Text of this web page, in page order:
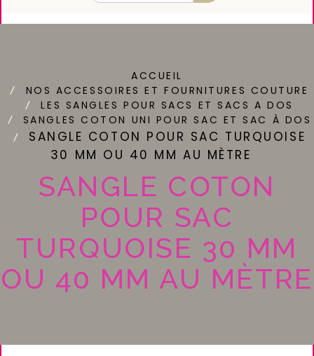
ACCUEIL
NOS ACCESSOIRES ET FOURNITURES COUTURE
LES SANGLES POUR SACS ET SACS A DOS
SANGLES COTON UNI POUR SAC ET SAC À DOS
SANGLE COTON POUR SAC TURQUOISE
30 MM OU 40 MM AU MÈTRE
SANGLE COTON
POUR SAC
TURQUOISE 30 MM
OU 40 MM AU MÈTRE